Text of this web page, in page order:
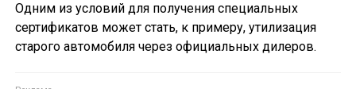
Одним из условий для получения специальных
сертификатов может стать, к примеру, утилизация
старого автомобиля через официальных дилеров.